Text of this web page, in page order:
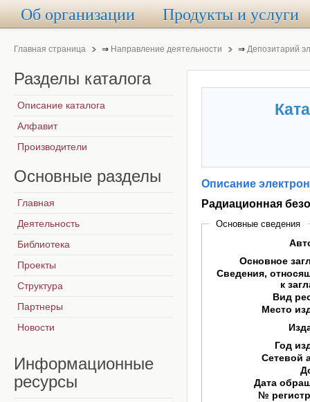
Об организации Продукты и услуги
Главная страница ⇒ Направление деятельности ⇒ Депозитарий
Описание
Радиационная
Основные сведения
Основное
Сведения,
к
Вид
Место
Год
Сетевой
Дата
№
Разделы каталога
Описание каталога
Алфавит
Производители
Основные разделы
Главная
Деятельность
Библиотека
Проекты
Структура
Партнеры
Новости
Информационные
ресурсы